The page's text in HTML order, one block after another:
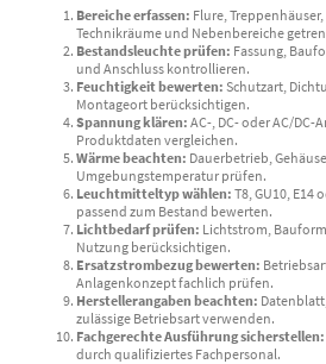
Bereiche erfassen: Flure,
Technikräume und Nebenbereiche
Bestandsleuchte prüfen: Fassung,
und Anschluss kontrollieren.
Feuchtigkeit bewerten: Schutzart,
Montageort berücksichtigen.
Spannung klären: AC-, DC- oder AC/
Produktdaten vergleichen.
Wärme beachten: Dauerbetrieb,
Umgebungstemperatur prüfen.
Leuchtmitteltyp wählen: T8, GU10,
passend zum Bestand bewerten.
Lichtbedarf prüfen: Lichtstrom,
Nutzung berücksichtigen.
Ersatzstrombezug bewerten:
Anlagenkonzept fachlich prüfen.
Herstellerangaben beachten:
zulässige Betriebsart verwenden.
Fachgerechte Ausführung sicherstellen:
durch qualifiziertes Fachpersonal.